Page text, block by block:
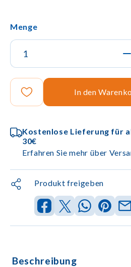
Menge
In den
Kostenlose Lieferung für
30€
Erfahren Sie mehr über
Produkt freigeben
Beschreibung